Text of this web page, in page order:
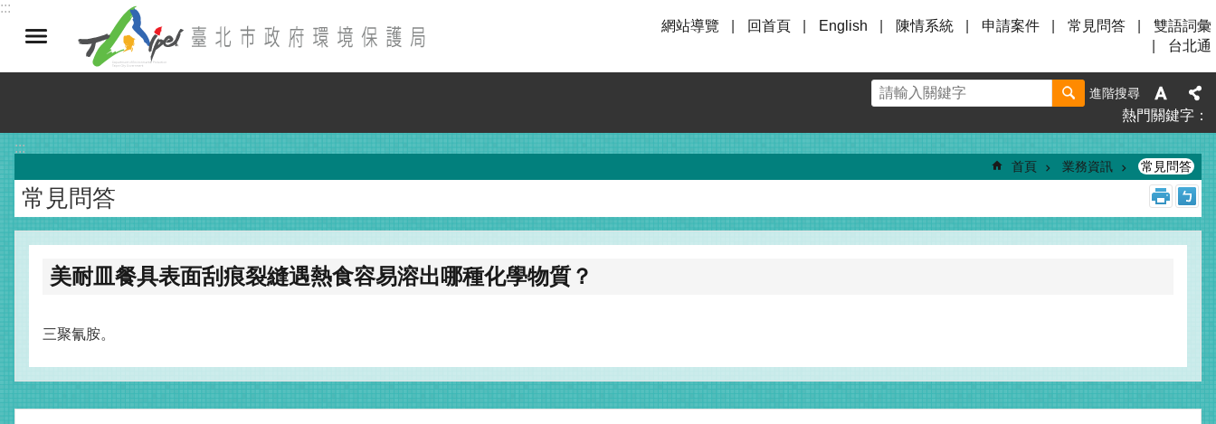
跳到主要內容區塊
:::
網站導覽
回首頁 English 陳情系統 申請案件 常見問答
雙語詞彙
台北通
進階搜尋
熱門關鍵字
:::
首頁 業務資訊 常見問答
常見問答
美耐皿餐具表面刮痕裂縫遇熱食容易溶出哪種化學物質？
三聚氰胺。